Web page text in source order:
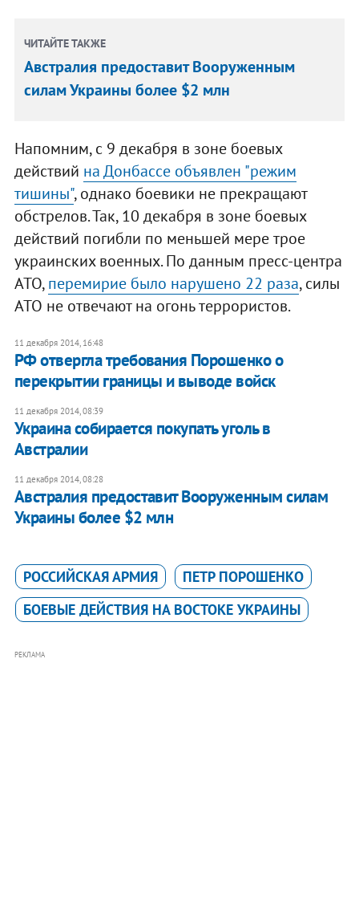
ЧИТАЙТЕ ТАКЖЕ
Австралия предоставит Вооруженным
силам Украины более $2 млн
Напомним, с 9 декабря в зоне боевых
действий на Донбассе объявлен "режим
тишины", однако боевики не прекращают
обстрелов. Так, 10 декабря в зоне боевых
действий погибли по меньшей мере трое
украинских военных. По данным пресс-центра
АТО,перемирие было нарушено 22 раза, силы
АТО не отвечают на огонь террористов.
11 декабря 2014, 16:48
РФ отвергла требования Порошенко о
перекрытии границы и выводе войск
11 декабря 2014, 08:39
Украина собирается покупать уголь в
Австралии
11 декабря 2014, 08:28
Австралия предоставит Вооруженным силам
Украины более $2 млн
РОССИЙСКАЯ АРМИЯ
ПЕТР ПОРОШЕНКО
БОЕВЫЕ ДЕЙСТВИЯ НА ВОСТОКЕ УКРАИНЫ
РЕКЛАМА